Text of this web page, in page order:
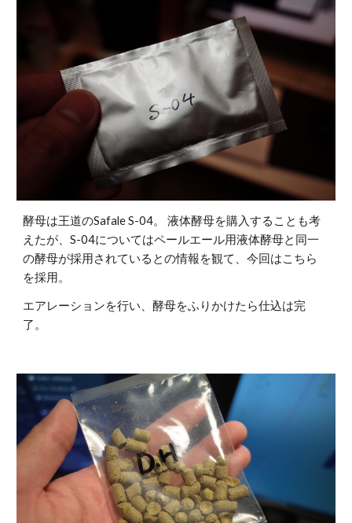
酵母は王道のSafale S-04。 液体酵母を購入することも考
えたが、S-04についてはペールエール用液体酵母と同一
の酵母が採用されているとの情報を観て、今回はこちら
を採用。
エアレーションを行い、酵母をふりかけたら仕込は完
了。